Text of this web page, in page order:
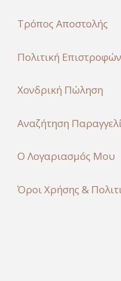
Τρόπος Αποστολής
Πολιτική Επιστροφών
Χονδρική Πώληση
Αναζήτηση
Ο Λογαριασμός Μου
Όροι Χρήσης &